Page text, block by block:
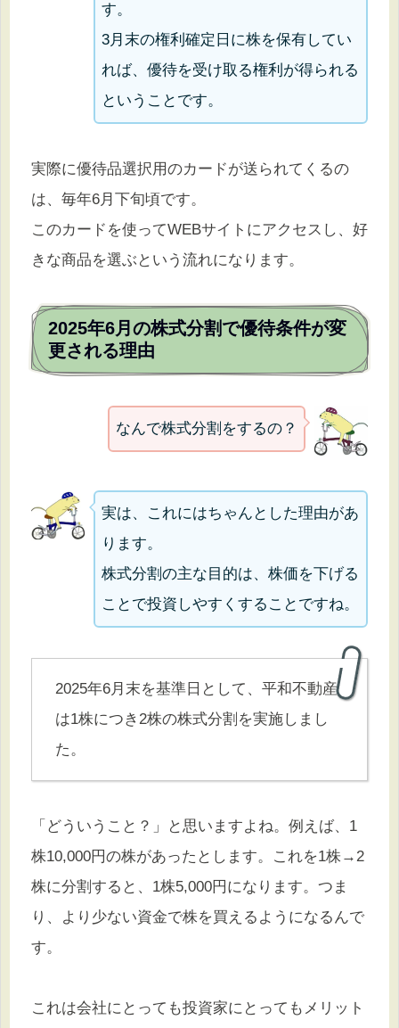
す。
3月末の権利確定日に株を保有してい
れば、優待を受け取る権利が得られる
ということです。
実際に優待品選択用のカードが送られてくるの
は、毎年6月下旬頃です。
このカードを使ってWEBサイトにアクセスし、好
きな商品を選ぶという流れになります。
2025年6月の株式分割で優待条件が変
更される理由
なんで株式分割をするの？
実は、これにはちゃんとした理由があ
ります。
株式分割の主な目的は、株価を下げる
ことで投資しやすくすることですね。
2025年6月末を基準日として、平和不動産
は1株につき2株の株式分割を実施しまし
た。
「どういうこと？」と思いますよね。例えば、1
株10,000円の株があったとします。これを1株→2
株に分割すると、1株5,000円になります。つま
り、より少ない資金で株を買えるようになるんで
す。
これは会社にとっても投資家にとってもメリット